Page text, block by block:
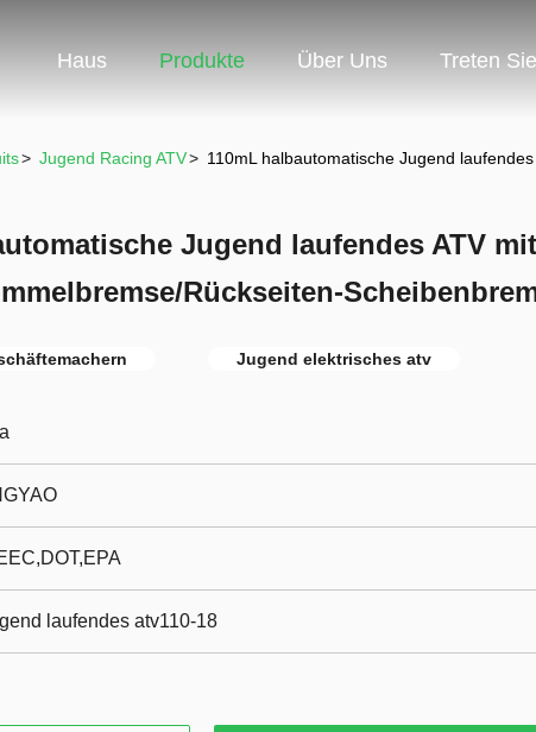
Haus Produkte Über Uns Treten
> Jugend Racing ATV> 110mL halbautomatische Jugend
Jugend laufendes ATV mit
Rückseiten-
Jugend elektrisches atv
laufendes atv110-18